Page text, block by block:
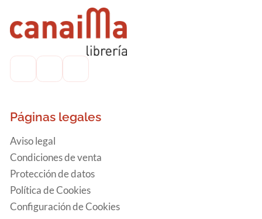
Páginas legales
Aviso legal
Condiciones de venta
Protección de datos
Política de Cookies
Configuración de Cookies